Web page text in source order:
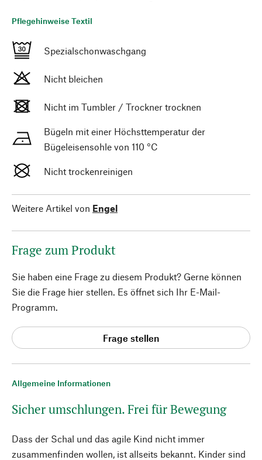
Allgemeine Informationen
Sicher umschlungen. Frei für Bewegung
Dass der Schal und das agile Kind nicht immer
zusammenfinden wollen, ist allseits bekannt. Kinder sind
Pflegehinweise Textil
Spezialschonwaschgang
Nicht bleichen
Nicht im Tumbler / Trockner trocknen
Bügeln mit einer Höchsttemperatur der
Bügeleisensohle von 110 °C
Nicht trockenreinigen
Weitere Artikel von Engel
Frage zum Produkt
Sie haben eine Frage zu diesem Produkt? Gerne können
Sie die Frage hier stellen. Es öffnet sich Ihr E-Mail-
Programm.
Frage stellen